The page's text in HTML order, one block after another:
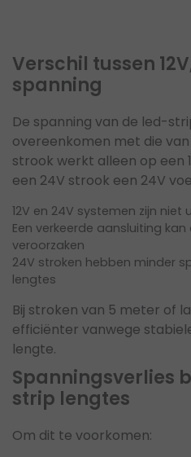
Verschil tussen
spanning
De spanning van de led-
overeenkomen met die van
strook werkt alleen op een
een 24V strook een 24V
12V en 24V systemen zijn niet
Een verkeerde aansluiting
veroorzaken
24V stroken hebben minder
lengtes
Bij stroken van 5 meter of
efficiënter vanwege
lengte.
Spanningsverlies
strip lengtes
Om dit te voorkomen: